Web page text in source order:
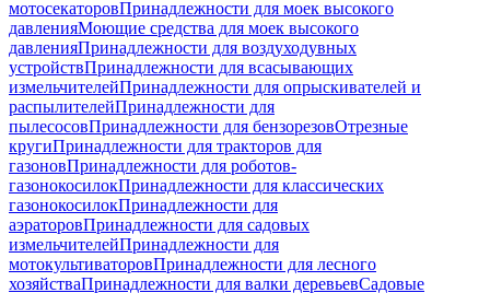
мотосекаторовПринадлежности для моек высокого
давленияМоющие средства для моек высокого
давленияПринадлежности для воздуходувных
устройствПринадлежности для всасывающих
измельчителейПринадлежности для опрыскивателей и
распылителейПринадлежности для
пылесосовПринадлежности для бензорезовОтрезные
кругиПринадлежности для тракторов для
газоновПринадлежности для роботов-
газонокосилокПринадлежности для классических
газонокосилокПринадлежности для
аэраторовПринадлежности для садовых
измельчителейПринадлежности для
мотокультиваторовПринадлежности для лесного
хозяйстваПринадлежности для валки деревьевСадовые